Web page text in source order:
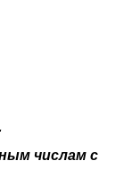
числам с